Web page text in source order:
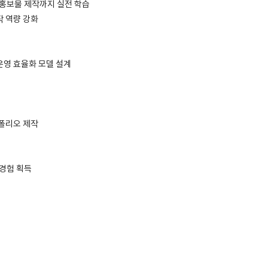
보물 제작까지 실전 학습
역량 강화
효율화 모델 설계
리오 제작
험 획득